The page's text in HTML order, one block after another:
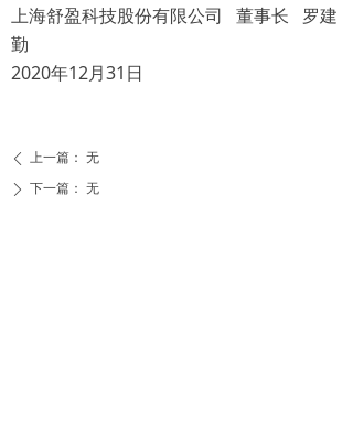
上海舒盈科技股份有限公司 董事长 罗建
勤
2020年12月31日
ꄴ 上一篇： 无
ꄲ 下一篇： 无